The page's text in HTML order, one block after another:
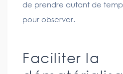
de prendre autant de
pour observer.
Faciliter la